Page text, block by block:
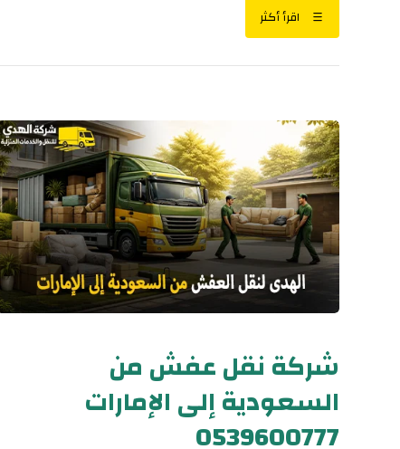
اقرأ أكثر
شركة نقل عفش من
السعودية إلى الإمارات
0539600777